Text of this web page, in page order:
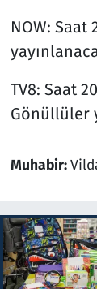
NOW: Saat
TV8: Saat
Gönüllüler
Muhabir: